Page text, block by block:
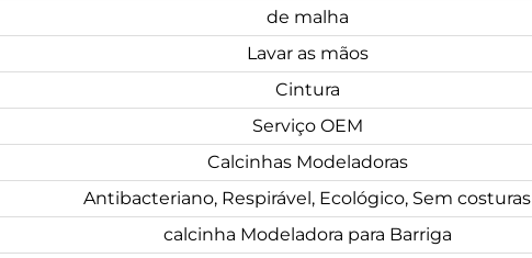
de malha
Lavar as mãos
Cintura
Serviço OEM
Calcinhas Modeladoras
Antibacteriano, Respirável, Ecológico, Sem costuras
calcinha Modeladora para Barriga